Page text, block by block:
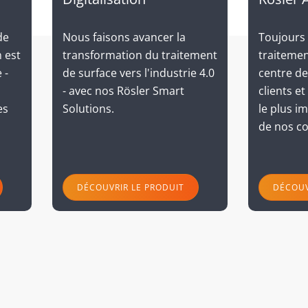
est
-
Nous faisons avancer la
transformation du traitement
de surface vers l'industrie 4.0
- avec nos Rösler Smart
Solutions.
DÉCOUVRIR LE PRODUIT
centre
clients
le plus
de nos